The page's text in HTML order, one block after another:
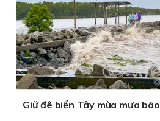
Giữ đê biển Tây mùa mưa bão